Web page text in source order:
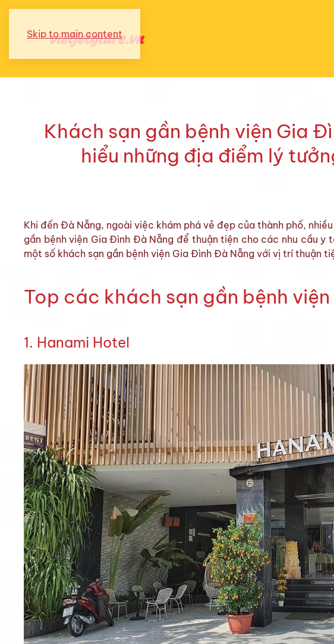
Skip to main content
Khách sạn gần bệnh viện Gia
hiểu những địa điểm lý
Khi đến Đà Nẵng, ngoài việc khám phá vẻ đẹp của thành phố,
gần bệnh viện Gia Đình Đà Nẵng để thuận tiện cho các nhu cầu y
một số khách sạn gần bệnh viện Gia Đình Đà Nẵng với vị trí thuận
Top các khách sạn gần bệnh
1. Hanami Hotel